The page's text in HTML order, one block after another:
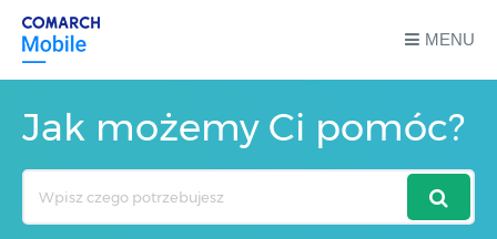
MENU
Jak możemy Ci pomóc?